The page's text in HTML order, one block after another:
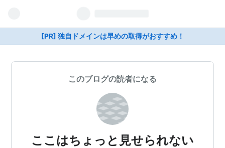
[PR] 独自ドメインは早めの取得がおすすめ！
このブログの読者になる
ここはちょっと見せられない